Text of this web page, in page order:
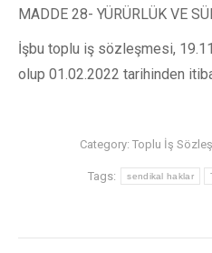
MADDE 28- YÜRÜRLÜK VE
İşbu toplu iş sözleşmesi,
olup 01.02.2022 tarihinden
Category: Toplu İş
Tags: sendikal haklar